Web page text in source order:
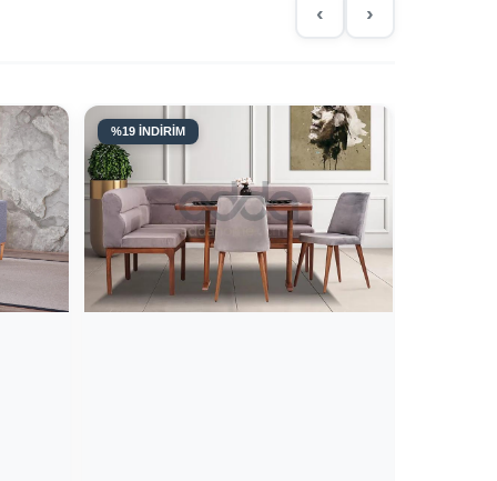
‹ ›
%19 İNDİRİM